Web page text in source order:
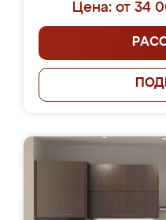
Цена: от 34